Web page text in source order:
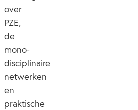
over
PZE,
de
mono-
disciplinaire
netwerken
en
praktische